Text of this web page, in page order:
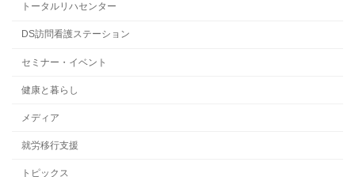
トータルリハセンター
DS訪問看護ステーション
セミナー・イベント
健康と暮らし
メディア
就労移行支援
トピックス